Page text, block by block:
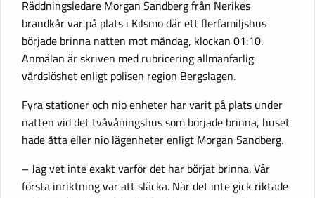
Räddningsledare Morgan Sandberg från Nerikes
brandkår var på plats i Kilsmo där ett flerfamiljshus
började brinna natten mot måndag, klockan 01:10.
Anmälan är skriven med rubricering allmänfarlig
vårdslöshet enligt polisen region Bergslagen.
Fyra stationer och nio enheter har varit på plats under
natten vid det tvåvåningshus som började brinna, huset
hade åtta eller nio lägenheter enligt Morgan Sandberg.
– Jag vet inte exakt varför det har börjat brinna. Vår
första inriktning var att släcka. När det inte gick riktade